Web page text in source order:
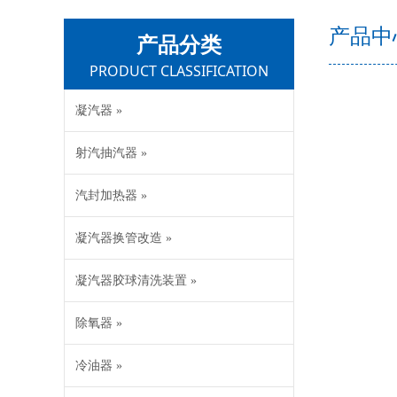
产品
凝汽器 »
射汽抽汽器 »
汽封加热器 »
凝汽器换管改造 »
凝汽器胶球清洗装置 »
除氧器 »
冷油器 »
产品分类
PRODUCT CLASSIFICATION